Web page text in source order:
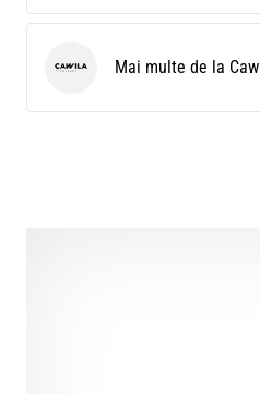
Cawila Mai multe de la